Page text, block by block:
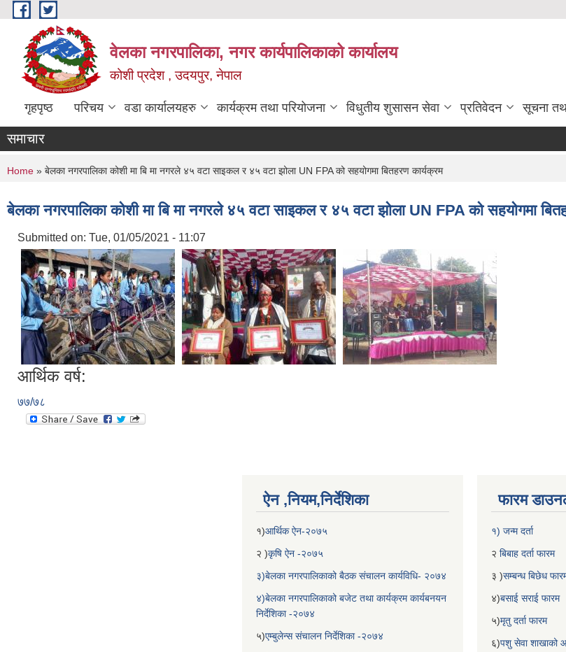
Skip to main content
वेलका नगरपालिका, नगर कार्यपालिकाको कार्यालय
कोशी प्रदेश , उदयपुर, नेपाल
गृहपृष्ठ परिचय वडा कार्यालयहरु कार्यक्रम तथा परियोजना विधुतीय शुसासन सेवा प्रतिवेदन सूचना
समाचार
You are here
Home » बेलका नगरपालिका कोशी मा बि मा नगरले ४५ वटा साइकल र ४५ वटा झोला UN FPA को सहयोगमा बितहरण कार्यक्रम
बेलका नगरपालिका कोशी मा बि मा नगरले ४५ वटा साइकल र ४५ वटा झोला UN FPA को सहयोगमा
Submitted on: Tue, 01/05/2021 - 11:07
आर्थिक वर्ष:
७७/७८
ऐन ,नियम,निर्देशिका
१)आर्थिक ऐन-२०७५
२ )कृषि ऐन -२०७५
३)बेलका नगरपालिकाको बैठक संचालन कार्यविधि- २०७४
४)बेलका नगरपालिकाको बजेट तथा कार्यक्रम कार्यबनयन
निर्देशिका -२०७४
५)एम्बुलेन्स संचालन निर्देशिका -२०७४
फारम
१) जन्म दर्ता
२ बिबाह दर्ता फारम
३ )सम्बन्ध बिछेध
४)बसाई सराई फारम
५)मृतु दर्ता फारम
६)पशु सेवा शाखाको